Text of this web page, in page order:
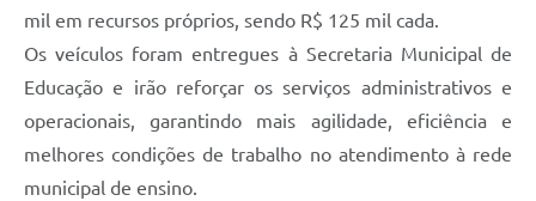
Links
Serviços Online
Telefones Úteis
mil em recursos próprios, sendo R$ 125 mil cada.
Os veículos foram entregues à Secretaria Municipal de
Educação e irão reforçar os serviços administrativos e
operacionais, garantindo mais agilidade, eficiência e
melhores condições de trabalho no atendimento à rede
municipal de ensino.